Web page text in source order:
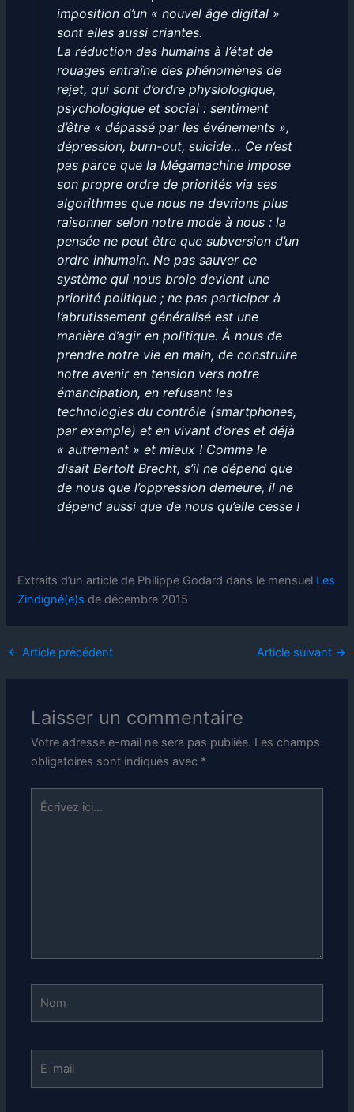
imposition d’un « nouvel âge digital »
sont elles aussi criantes.
La réduction des humains à l’état de
rouages entraîne des phénomènes de
rejet, qui sont d’ordre physiologique,
psychologique et social : sentiment
d’être « dépassé par les événements »,
dépression, burn-out, suicide… Ce n’est
pas parce que la Mégamachine impose
son propre ordre de priorités via ses
algorithmes que nous ne devrions plus
raisonner selon notre mode à nous : la
pensée ne peut être que subversion d’un
ordre inhumain. Ne pas sauver ce
système qui nous broie devient une
priorité politique ; ne pas participer à
l’abrutissement généralisé est une
manière d’agir en politique. À nous de
prendre notre vie en main, de construire
notre avenir en tension vers notre
émancipation, en refusant les
technologies du contrôle (smartphones,
par exemple) et en vivant d’ores et déjà
« autrement » et mieux ! Comme le
disait Bertolt Brecht, s’il ne dépend que
de nous que l’oppression demeure, il ne
dépend aussi que de nous qu’elle cesse !
Extraits d’un article de Philippe Godard dans le mensuel Les
Zindigné(e)s de décembre 2015
← Article précédent Article suivant →
Laisser un commentaire
Votre adresse e-mail ne sera pas publiée. Les champs
obligatoires sont indiqués avec *
Écrivez
ici…